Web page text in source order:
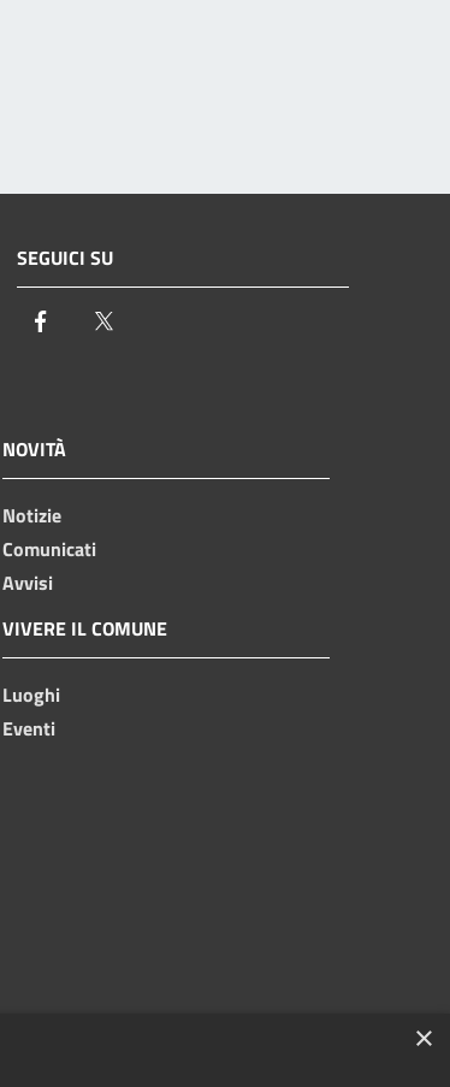
SEGUICI SU
Facebook
NOVITÀ
Notizie
Comunicati
Avvisi
VIVERE IL COMUNE
Luoghi
Eventi
×